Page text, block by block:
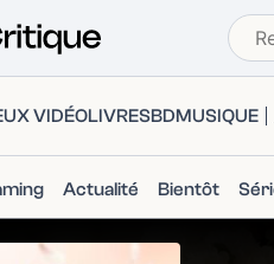
VIDÉOLIVRESBDMUSIQUE
Actualité Bientôt